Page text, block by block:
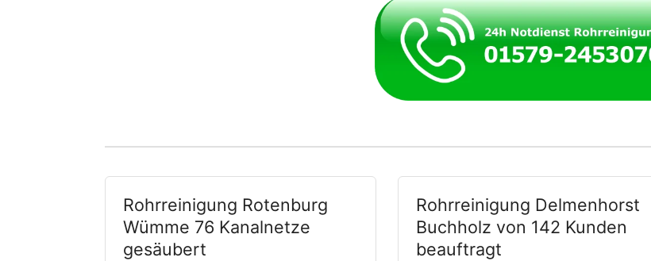
Rohrreinigung Rotenburg
Wümme 76 Kanalnetze
gesäubert
Rohrreinigung Delmenhorst
Buchholz von 142 Kunden
beauftragt